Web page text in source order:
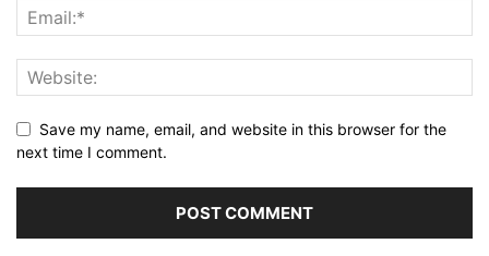
Save my name, email, and website in this browser for the
next time I comment.